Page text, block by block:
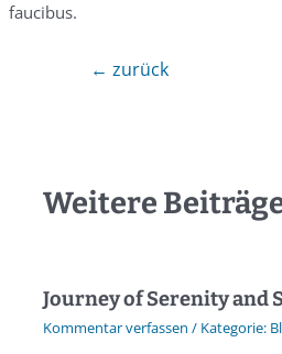
faucibus.
← zurück
Weitere
Journey of Serenity and
Kommentar verfassen /